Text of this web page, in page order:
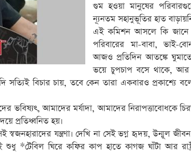
গুম হওয়া মানুষের
ন্যূনতম সহানুভূতির হাত
এই কমিশন আসলে কি জানে
পরিবারের মা-বাবা, ভাই-
আজও প্রতিদিন আতঙ্কে
ভয়ে চুপচাপ বসে থাকে, আর
সত্যিই বিচার চায়, তবে কেন তারা একবারও প্রকাশ্যে
আমাদের মর্যাদা, আমাদের নিরাপত্তাবোধকে
প্রতিধ্বনিত হয়।
যন্ত্রণা। দেখি না সেই ভগ্ন হৃদয়, উন্মূল জীবন,
*টেবিল ঘিরে কফির কাপ হাতে কাগজ ঘাঁটা আর